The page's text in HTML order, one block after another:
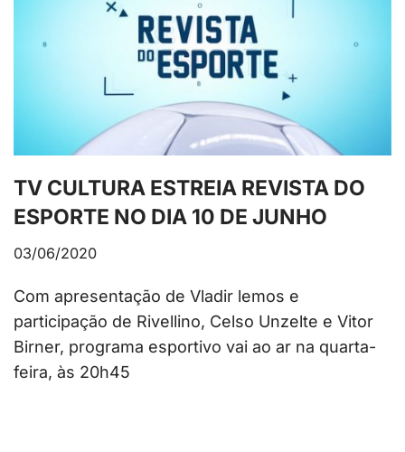
TV CULTURA ESTREIA REVISTA DO
ESPORTE NO DIA 10 DE JUNHO
03/06/2020
Com apresentação de Vladir lemos e
participação de Rivellino, Celso Unzelte e Vitor
Birner, programa esportivo vai ao ar na quarta-
feira, às 20h45